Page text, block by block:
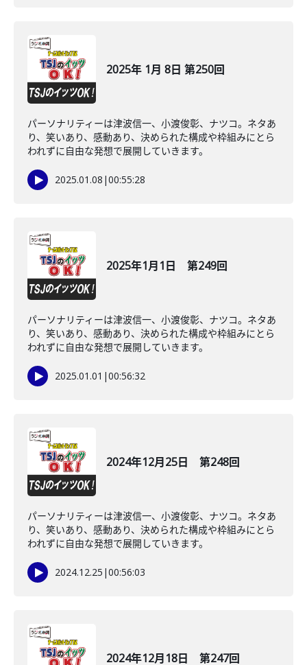
2025年 1月 8日 第250回
パーソナリティーは津波信一、小渡俊彰、ナツコ。ネタあ
り、笑いあり、感動あり、決められた構成や枠組みにとら
われずに自由な発想で展開していきます。
2025.01.08 |00:55:28
2025年1月1日 第249回
パーソナリティーは津波信一、小渡俊彰、ナツコ。ネタあ
り、笑いあり、感動あり、決められた構成や枠組みにとら
われずに自由な発想で展開していきます。
2025.01.01 |00:56:32
2024年12月25日 第248回
パーソナリティーは津波信一、小渡俊彰、ナツコ。ネタあ
り、笑いあり、感動あり、決められた構成や枠組みにとら
われずに自由な発想で展開していきます。
2024.12.25 |00:56:03
2024年12月18日 第247回